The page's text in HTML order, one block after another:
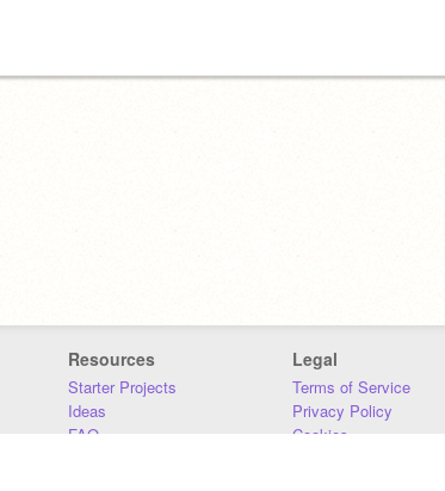
Resources
Starter Projects
Ideas
FAQ
Legal
Terms of Service
Privacy Policy
Cookies